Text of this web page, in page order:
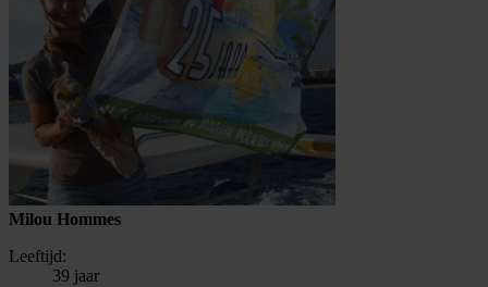
Milou Hommes
Leeftijd:
39 jaar